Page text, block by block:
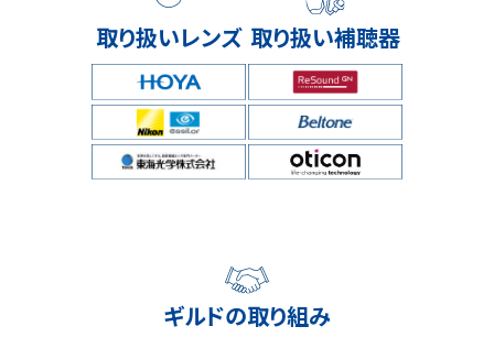
取り扱いレンズ 取り扱い補聴器
ギルドの取り組み